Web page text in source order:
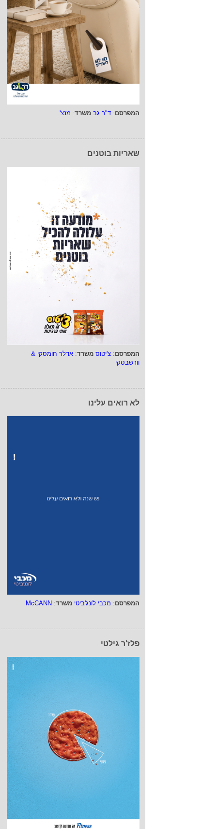
המפרסם: ד"ר גב משרד: מנצ'
שאריות בוטנים
המפרסם: צ'יטוס משרד: אדלר חומסקי &
וורשבסקי
לא רואים עלינו
המפרסם: מכבי לונג'ביטי משרד:
McCANN
פלז'ר גילטי